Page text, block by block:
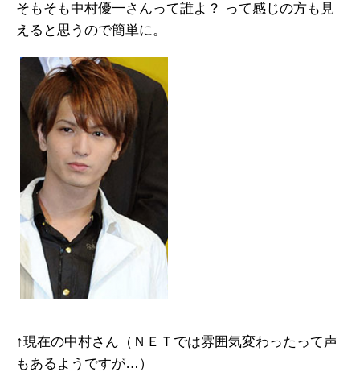
そもそも中村優一さんって誰よ？ って感じの方も見
えると思うので簡単に。
↑現在の中村さん（ＮＥＴでは雰囲気変わったって声
もあるようですが…）